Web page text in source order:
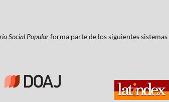
Social Popularforma parte de los siguientes